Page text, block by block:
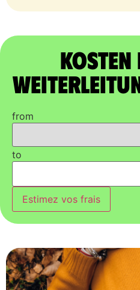
from
to
Estimez vos frais